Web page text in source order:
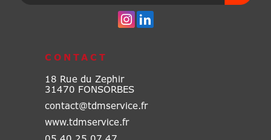
CONTACT
18 Rue du Zephir
31470 FONSORBES
contact@tdmservice.fr
www.tdmservice.fr